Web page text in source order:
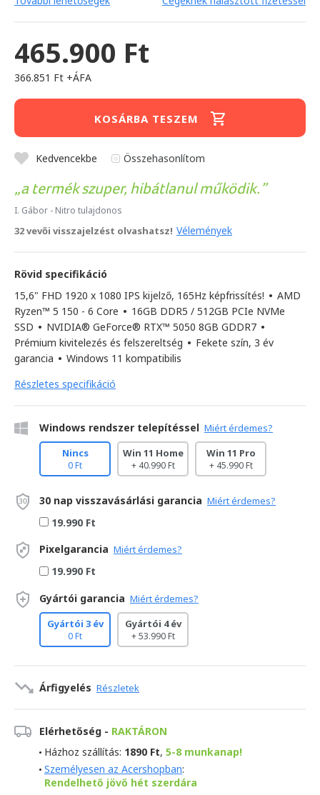
465.900 Ft
366.851 Ft +ÁFA
KOSÁRBA TESZEM
Kedvencekbe Összehasonlítom
a termék szuper, hibátlanul működik.
I. Gábor - Nitro tulajdonos
32 vevői visszajelzést olvashatsz! Vélemények
Rövid specifikáció
15,6" FHD 1920 x 1080 IPS kijelző, 165Hz képfrissítés! • AMD
Ryzen™ 5 150 - 6 Core • 16GB DDR5 / 512GB PCIe NVMe
SSD • NVIDIA® GeForce® RTX™ 5050 8GB GDDR7 •
Prémium kivitelezés és felszereltség • Fekete szín, 3 év
garancia • Windows 11 kompatibilis
Részletes specifikáció
Windows rendszer telepítéssel Miért érdemes?
Nincs
0 Ft
Win 11 Home
+ 40.990 Ft
Win 11 Pro
+ 45.990 Ft
30 nap visszavásárlási garancia Miért érdemes?
19.990 Ft
Pixelgarancia Miért érdemes?
19.990 Ft
Gyártói garancia Miért érdemes?
Gyártói 3 év
0 Ft
Gyártói 4 év
+ 53.990 Ft
Árfigyelés Részletek
Elérhetőség - RAKTÁRON
Házhoz szállítás: 1890 Ft, 5-8 munkanap!
Személyesen az Acershopban:
Rendelhető jövő hét szerdára